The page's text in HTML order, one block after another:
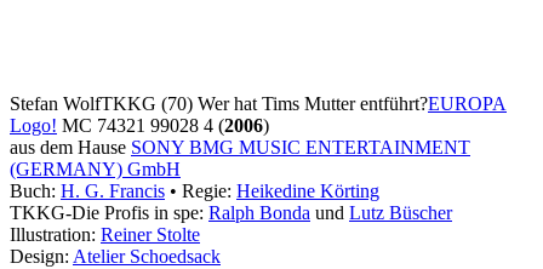
Stefan WolfTKKG (70) Wer hat Tims Mutter entführt?EUROPA
Logo! MC 74321 99028 4 (2006)
aus dem Hause SONY BMG MUSIC ENTERTAINMENT
(GERMANY) GmbH
Buch: H. G. Francis • Regie: Heikedine Körting
TKKG-Die Profis in spe: Ralph Bonda und Lutz Büscher
Illustration: Reiner Stolte
Design: Atelier Schoedsack